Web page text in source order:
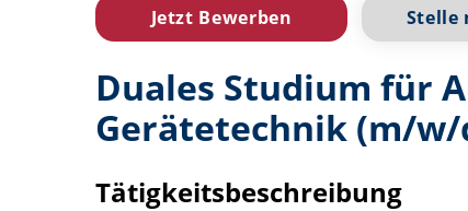
Jetzt Bewerben Stelle
Duales Studium für
Gerätetechnik (m/w/
Tätigkeitsbeschreibung